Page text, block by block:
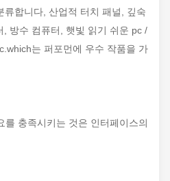
합니다, 산업적 터치 패널, 깊숙
방수 컴퓨터, 햇빛 읽기 쉬운 pc /
는 퍼포먼에 우수 작품을 가
를 충족시키는 것은 인터페이스의